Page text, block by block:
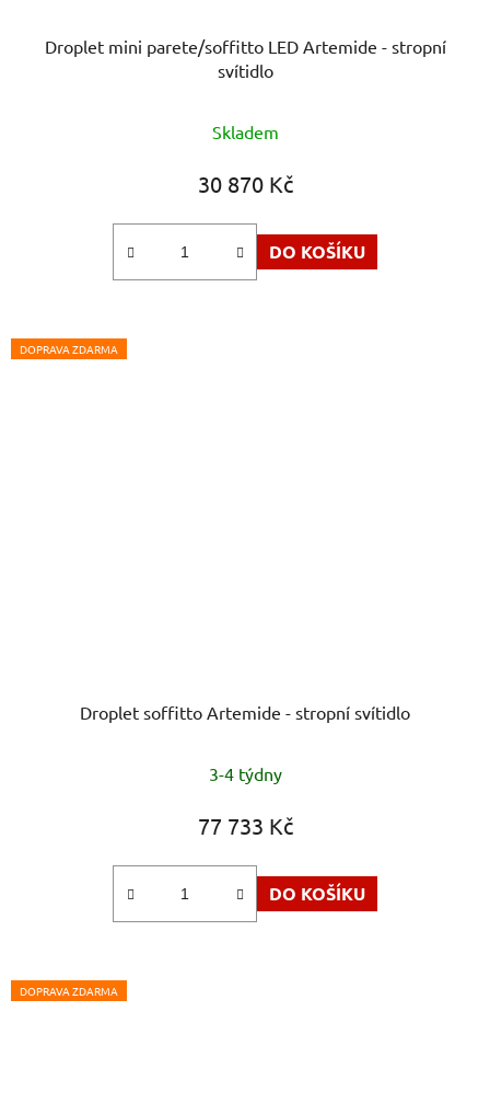
Droplet mini parete/soffitto LED Artemide - stropní
svítidlo
Skladem
30 870 Kč
DO KOŠÍKU
DOPRAVA ZDARMA
Droplet soffitto Artemide - stropní svítidlo
hodnocení
produktu
5,0
3-4 týdny
77 733 Kč
DO KOŠÍKU
DOPRAVA ZDARMA